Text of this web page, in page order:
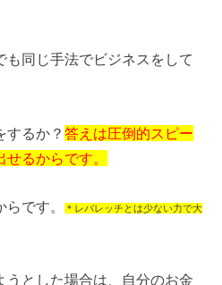
同じ手法でビジネスをして
するか？答えは圧倒的スピー
るからです。
らです。 ＊レバレッチとは少ない力で大
うとした場合は、自分のお金